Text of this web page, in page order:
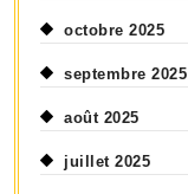
octobre 2025
septembre 2025
août 2025
juillet 2025